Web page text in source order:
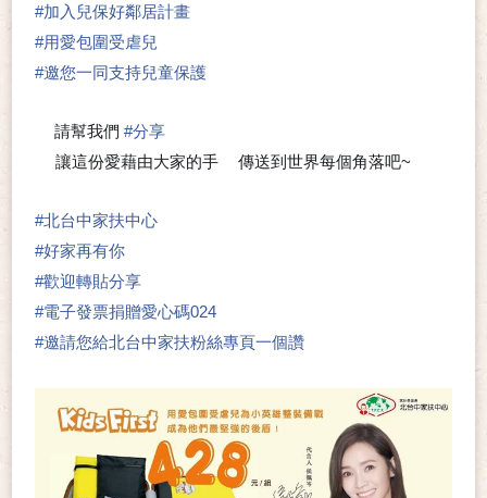
#加入兒保好鄰居計畫
#用愛包圍受虐兒
#邀您一同支持兒童保護
請幫我們 #分享
讓這份愛藉由大家的手 🖐傳送到世界每個角落吧~
#北台中家扶中心
#好家再有你
#歡迎轉貼分享
#電子發票捐贈愛心碼024
#邀請您給北台中家扶粉絲專頁一個讚